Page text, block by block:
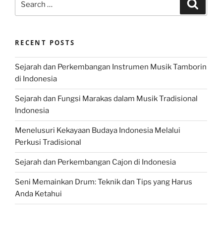
for:
RECENT POSTS
Sejarah dan Perkembangan Instrumen Musik Tamborin
di Indonesia
Sejarah dan Fungsi Marakas dalam Musik Tradisional
Indonesia
Menelusuri Kekayaan Budaya Indonesia Melalui
Perkusi Tradisional
Sejarah dan Perkembangan Cajon di Indonesia
Seni Memainkan Drum: Teknik dan Tips yang Harus
Anda Ketahui